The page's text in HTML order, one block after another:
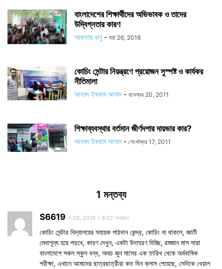
বাংলাদেশের শিক্ষার্থীদের অভিভাবক ও তাদের
উদ্বিগ্নতার কারণ
আকতার বানু - মার্চ 26, 2016
কোচিং সেন্টার নিয়ন্ত্রণে প্রয়োজন সুস্পষ্ট ও কার্যকর
নীতিমালা
আহমদ ইকরাম আনাম - নভেম্বর 20, 2011
শিক্ষাব্যবস্থার বর্তমান জীর্ণদশার দায়ভার কার?
আহমদ ইকরাম আনাম - সেপ্টেম্বর 17, 2011
1 মন্তব্য
S6619 মে 28, 2018 এ 8:02 অপরাহ্ন
কোচিং সেন্টার বিদ্যালয়ের সহায়ক পাঠদান কেন্দ্র, কোচিং না থাকলে, জাতী
মেধাশূন্য হয়ে পড়বে, কারণ দেখুন, একটা উদাহরণ দিচ্ছি, রমজান মাস সারা
বাংলাদেশে সকল স্কুল বন্ধ, অথচ জুন মাসের এক তারিখ থেকে অর্ধবাষিক
পরীক্ষা, এখানে আমাদের ছাত্রছাত্রীরা কত দিন ক্লাস পেয়েছে, সেদিকে খেয়াল